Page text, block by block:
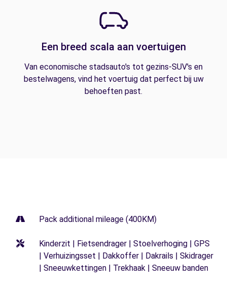
Een breed scala aan voertuigen
Van economische stadsauto's tot gezins-SUV's en
bestelwagens, vind het voertuig dat perfect bij uw
behoeften past.
Pack additional mileage (400KM)
Kinderzit | Fietsendrager | Stoelverhoging | GPS
| Verhuizingsset | Dakkoffer | Dakrails | Skidrager
| Sneeuwkettingen | Trekhaak | Sneeuw banden